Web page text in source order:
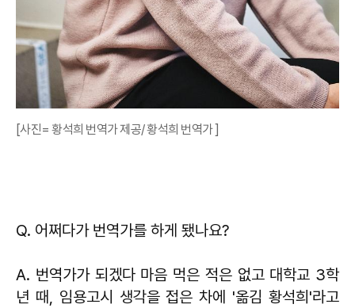
[사진= 황석희 번역가 제공/ 황석희 번역가 ]
Q. 어쩌다가 번역가를 하게 됐나요?
A. 번역가가 되겠다 마음 먹은 적은 없고 대학교 3학
년 때, 임용고시 생각을 접은 차에 '옮김 황석희'라고